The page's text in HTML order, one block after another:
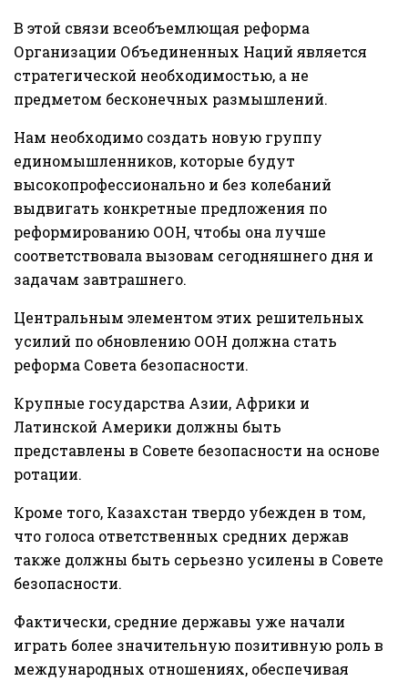
В этой связи всеобъемлющая реформа
Организации Объединенных Наций является
стратегической необходимостью, а не
предметом бесконечных размышлений.
Нам необходимо создать новую группу
единомышленников, которые будут
высокопрофессионально и без колебаний
выдвигать конкретные предложения по
реформированию ООН, чтобы она лучше
соответствовала вызовам сегодняшнего дня и
задачам завтрашнего.
Центральным элементом этих решительных
усилий по обновлению ООН должна стать
реформа Совета безопасности.
Крупные государства Азии, Африки и
Латинской Америки должны быть
представлены в Совете безопасности на основе
ротации.
Кроме того, Казахстан твердо убежден в том,
что голоса ответственных средних держав
также должны быть серьезно усилены в Совете
безопасности.
Фактически, средние державы уже начали
играть более значительную позитивную роль в
международных отношениях, обеспечивая